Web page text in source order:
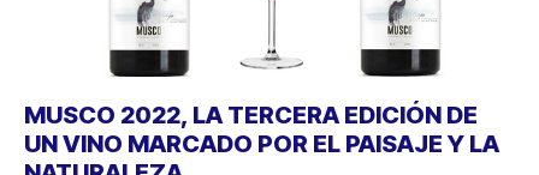
MUSCO 2022, LA TERCERA EDICIÓN DE
UN VINO MARCADO POR EL PAISAJE Y LA